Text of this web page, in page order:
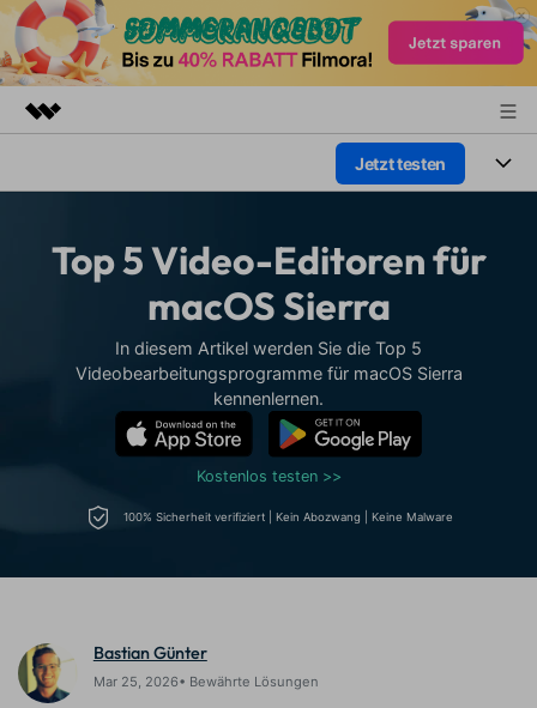
Dienstprogramme
Überblick
Presseraum
Jetzt testen
Plattformen
Assets
Video-Lösungen
Ressourcen
Video-Prompts
Über 100 heiße Video-
Videos erstellen
Meisterkurs
Videobearbeitungsfähigkeiten
Kickstart Bootcamp
Lernen, ausdrücken und
DIY-Spezialeffekte
Erste Schritte
Unsere Mission, Geschichte
und Kunden
Nachrichten und
Suchen
Top 5 Video-Editoren für
macOS Sierra
In diesem Artikel werden Sie die Top 5
Videobearbeitungsprogramme für macOS Sierra
kennenlernen.
Kostenlos testen >>
100% Sicherheit verifiziert | Kein Abozwang | Keine Malware
Bastian Günter
Mar 25, 2026• Bewährte Lösungen